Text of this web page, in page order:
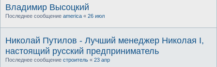
Владимир Высоцкий
Последнее сообщение america « 26 июл
Николай Путилов - Лучший менеджер Николая I,
настоящий русский предприниматель
Последнее сообщение строитель « 23 апр